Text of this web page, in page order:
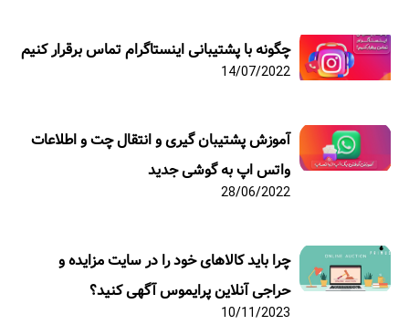
چگونه با پشتیبانی اینستاگرام تماس برقرار کنیم
14/07/2022
آموزش پشتیبان گیری و انتقال چت و اطلاعات
واتس اپ به گوشی جدید
28/06/2022
چرا باید کالاهای خود را در سایت مزایده و
حراجی آنلاین پرایموس آگهی کنید؟
10/11/2023